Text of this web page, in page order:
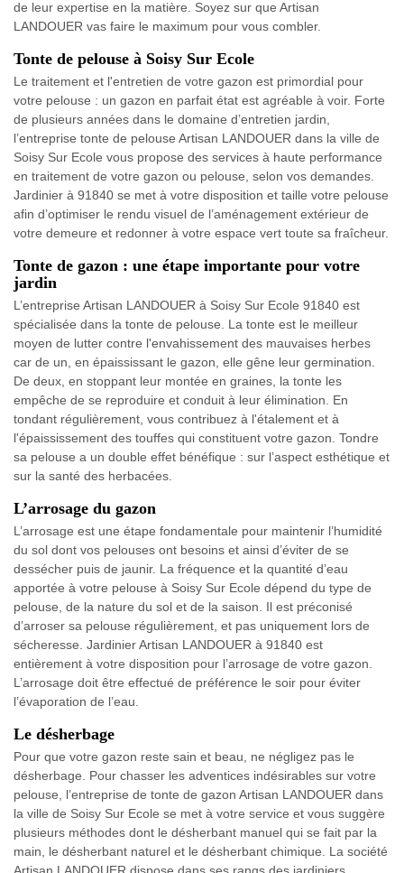
de leur expertise en la matière. Soyez sur que Artisan
LANDOUER vas faire le maximum pour vous combler.
Tonte de pelouse à Soisy Sur Ecole
Le traitement et l'entretien de votre gazon est primordial pour
votre pelouse : un gazon en parfait état est agréable à voir. Forte
de plusieurs années dans le domaine d’entretien jardin,
l’entreprise tonte de pelouse Artisan LANDOUER dans la ville de
Soisy Sur Ecole vous propose des services à haute performance
en traitement de votre gazon ou pelouse, selon vos demandes.
Jardinier à 91840 se met à votre disposition et taille votre pelouse
afin d’optimiser le rendu visuel de l’aménagement extérieur de
votre demeure et redonner à votre espace vert toute sa fraîcheur.
Tonte de gazon : une étape importante pour votre
jardin
L’entreprise Artisan LANDOUER à Soisy Sur Ecole 91840 est
spécialisée dans la tonte de pelouse. La tonte est le meilleur
moyen de lutter contre l'envahissement des mauvaises herbes
car de un, en épaississant le gazon, elle gêne leur germination.
De deux, en stoppant leur montée en graines, la tonte les
empêche de se reproduire et conduit à leur élimination. En
tondant régulièrement, vous contribuez à l'étalement et à
l'épaississement des touffes qui constituent votre gazon. Tondre
sa pelouse a un double effet bénéfique : sur l’aspect esthétique et
sur la santé des herbacées.
L’arrosage du gazon
L’arrosage est une étape fondamentale pour maintenir l’humidité
du sol dont vos pelouses ont besoins et ainsi d’éviter de se
dessécher puis de jaunir. La fréquence et la quantité d’eau
apportée à votre pelouse à Soisy Sur Ecole dépend du type de
pelouse, de la nature du sol et de la saison. Il est préconisé
d’arroser sa pelouse régulièrement, et pas uniquement lors de
sécheresse. Jardinier Artisan LANDOUER à 91840 est
entièrement à votre disposition pour l’arrosage de votre gazon.
L’arrosage doit être effectué de préférence le soir pour éviter
l’évaporation de l’eau.
Le désherbage
Pour que votre gazon reste sain et beau, ne négligez pas le
désherbage. Pour chasser les adventices indésirables sur votre
pelouse, l’entreprise de tonte de gazon Artisan LANDOUER dans
la ville de Soisy Sur Ecole se met à votre service et vous suggère
plusieurs méthodes dont le désherbant manuel qui se fait par la
main, le désherbant naturel et le désherbant chimique. La société